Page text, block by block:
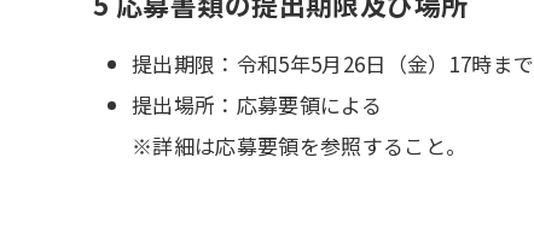
提出期限：令和5年5月26日（金）17時まで
提出場所：応募要領による
※詳細は応募要領を参照すること。